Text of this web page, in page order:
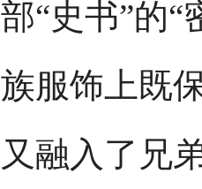
部“史书”的
族服饰上既
又融入了兄